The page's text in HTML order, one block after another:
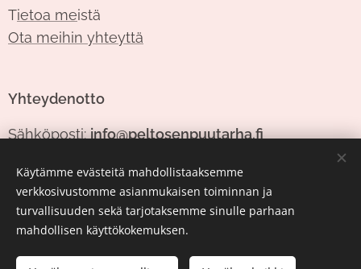
Tietoa meistä
Ota meihin yhteyttä
Yhteydenotto
Sähköposti:info@peltosenpuutarha.fi
Evästeet
Valuutta
Käytämme evästeitä mahdollistaaksemme
verkkosivustomme asianmukaisen toiminnan ja
turvallisuuden sekä tarjotaksemme sinulle parhaan
mahdollisen käyttökokemuksen.